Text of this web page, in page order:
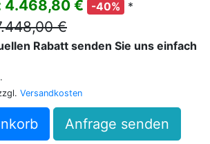
4.468,80 € -40% *
€
Rabatt senden Sie uns einfach
Versandkosten
Anfrage senden